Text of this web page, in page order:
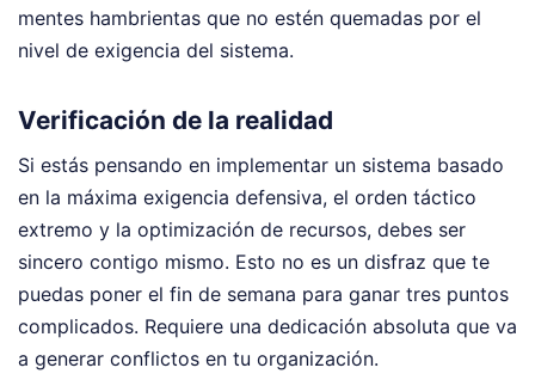
mentes hambrientas que no estén quemadas por el
nivel de exigencia del sistema.
Verificación de la realidad
Si estás pensando en implementar un sistema basado
en la máxima exigencia defensiva, el orden táctico
extremo y la optimización de recursos, debes ser
sincero contigo mismo. Esto no es un disfraz que te
puedas poner el fin de semana para ganar tres puntos
complicados. Requiere una dedicación absoluta que va
a generar conflictos en tu organización.